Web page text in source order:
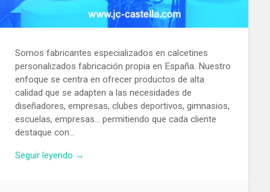
Somos fabricantes especializados en calcetines
personalizados fabricación propia en España. Nuestro
enfoque se centra en ofrecer productos de alta
calidad que se adapten a las necesidades de
diseñadores, empresas, clubes deportivos, gimnasios,
escuelas, empresas… permitiendo que cada cliente
destaque con…
Seguir leyendo →